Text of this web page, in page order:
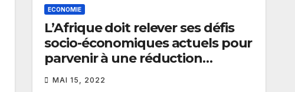
ECONOMIE
L’Afrique doit relever ses défis
socio-économiques actuels pour
parvenir à une réduction
durable de la pauvreté : Rapport
économique 2021 de la CEA
MAI 15, 2022